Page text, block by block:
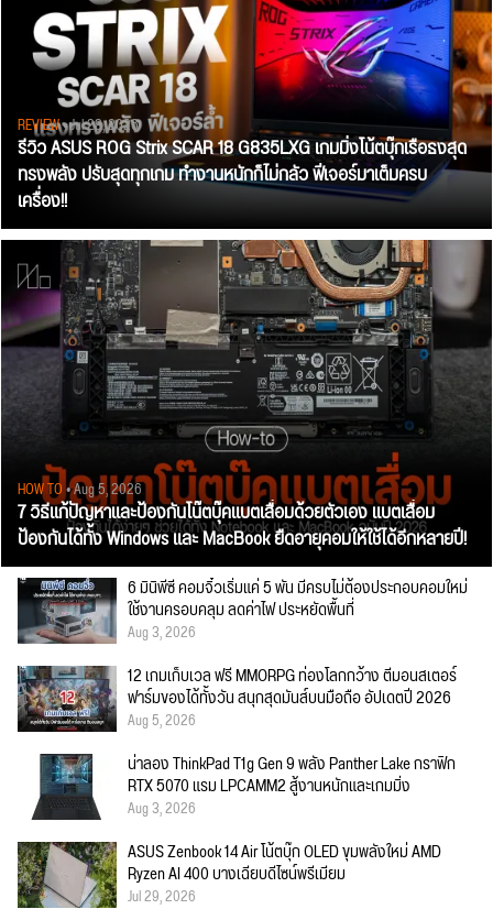
REVIEW• Jul 28, 2026
รีวิว ASUS ROG Strix SCAR 18 G835LXG เกมมิ่งโน้ตบุ๊กเรือธงสุด
ทรงพลัง ปรับสุดทุกเกม ทำงานหนักก็ไม่กลัว ฟีเจอร์มาเต็มครบ
เครื่อง!!
HOW TO• Aug 5, 2026
7 วิธีแก้ปัญหาและป้องกันโน๊ตบุ๊คแบตเสื่อมด้วยตัวเอง แบตเสื่อม
ป้องกันได้ทั้ง Windows และ MacBook ยืดอายุคอมให้ใช้ได้อีกหลายปี!
6 มินิพีซี คอมจิ๋วเริ่มแค่ 5 พัน มีครบไม่ต้องประกอบคอมใหม่
ใช้งานครอบคลุม ลดค่าไฟ ประหยัดพื้นที่
Aug 3, 2026
12 เกมเก็บเวล ฟรี MMORPG ท่องโลกกว้าง ตีมอนสเตอร์
ฟาร์มของได้ทั้งวัน สนุกสุดมันส์บนมือถือ อัปเดตปี 2026
Aug 5, 2026
น่าลอง ThinkPad T1g Gen 9 พลัง Panther Lake กราฟิก
RTX 5070 แรม LPCAMM2 สู้งานหนักและเกมมิ่ง
Aug 3, 2026
ASUS Zenbook 14 Air โน้ตบุ๊ก OLED ขุมพลังใหม่ AMD
Ryzen AI 400 บางเฉียบดีไซน์พรีเมียม
Jul 29, 2026